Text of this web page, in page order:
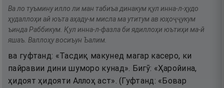
Ва ло туъмину илло ли ман табиъа динакум қул инна-л-ҳудо
ҳудаллоҳи ай юъта аҳаду-м мисла ма утитум ав юҳоҷҷукум
ъинда Раббикум. Қул инна-л-фазла би ядиллоҳи юътиҳи ма-й
яшаъ. Валлоҳу восиъун Ъалим.
ва гуфтанд: «Тасдиқ макунед магар касеро, ки
пайравии дини шуморо кунад». Бигӯ: «Ҳаройина,
ҳидоят ҳидояти Аллоҳ аст». (Гуфтанд: «Бовар